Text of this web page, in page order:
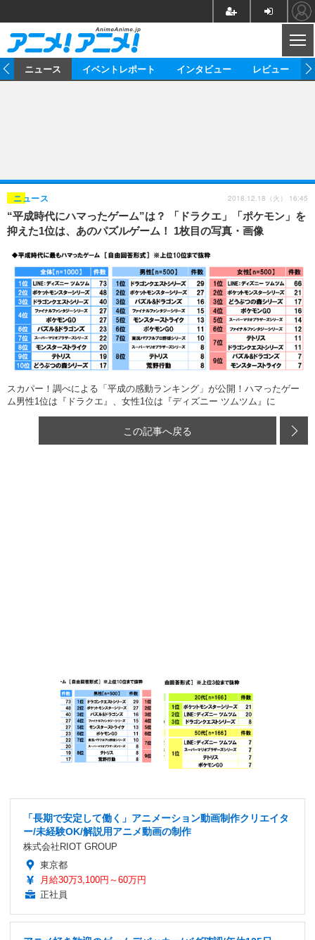
ゲーム グッズ
海外イベント ビジネス
俳優・タレント アーティスト
アニメ 実写
ゲーム 座談会
動画
アニメ
アニメ！アニメ！TV ABEMA Cafe
連載・コラム
ニュース イベントレポート インタビュー レビュー
“平成時代にハマったゲーム”は？ 「ドラクエ」「ポケモン」を
抑えた1位は、あのパズルゲーム！ 1枚目の写真・画像
ニュース 2018.12.18（火） 16:45
スカパー！調べによる「平成の感動ランキング」が公開！ハマったゲー
ム男性1位は『ドラクエ』、女性1位は『ディズニー ツムツム』に
この記事へ戻る
「長期で安定して働く」アニメーション動画制作クリエイタ
ー/未経験OK/解説用アニメ動画の制作
株式会社RIOT GROUP
東京都
月給30万3,100円～60万円
正社員